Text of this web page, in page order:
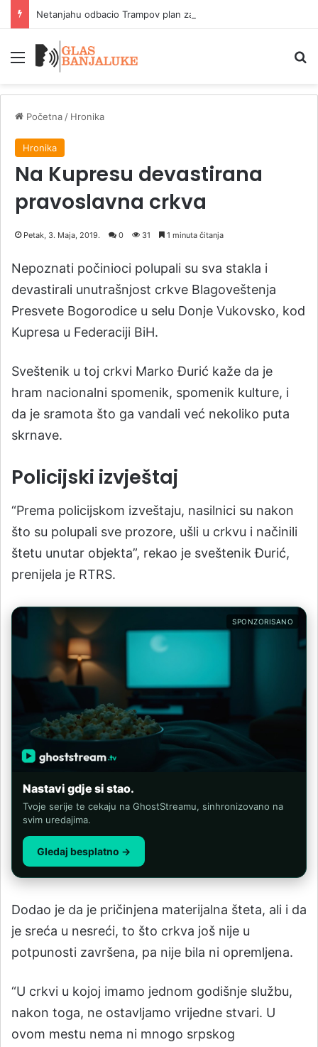
Netanjahu odbacio Trampov plan za Gazu
Meni
Početna / Hronika
Hronika
Na Kupresu devastirana
pravoslavna crkva
Petak, 3. Maja, 2019. 0 31 1 minuta čitanja
Nepoznati počinioci polupali su sva stakla i
devastirali unutrašnjost crkve Blagoveštenja
Presvete Bogorodice u selu Donje Vukovsko, kod
Kupresa u Federaciji BiH.
Sveštenik u toj crkvi Marko Ðurić kaže da je
hram nacionalni spomenik, spomenik kulture, i
da je sramota što ga vandali već nekoliko puta
skrnave.
Policijski izvještaj
“Prema policijskom izveštaju, nasilnici su nakon
što su polupali sve prozore, ušli u crkvu i načinili
štetu unutar objekta”, rekao je sveštenik Ðurić,
prenijela je RTRS.
SPONZORISANO
Nastavi gdje si stao.
Tvoje serije te cekaju na GhostStreamu, sinhronizovano na
svim uredajima.
Gledaj besplatno →
Dodao je da je pričinjena materijalna šteta, ali i da
je sreća u nesreći, to što crkva još nije u
potpunosti završena, pa nije bila ni opremljena.
“U crkvi u kojoj imamo jednom godišnje službu,
nakon toga, ne ostavljamo vrijedne stvari. U
ovom mestu nema ni mnogo srpskog